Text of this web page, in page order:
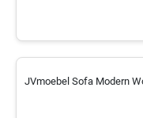
JVmoebel Sofa Modern